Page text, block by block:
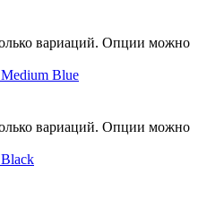
вариаций. Опции можно
Blue
вариаций. Опции можно